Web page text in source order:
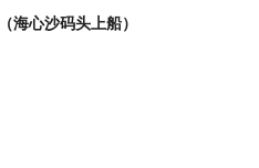
海心沙码头上船）